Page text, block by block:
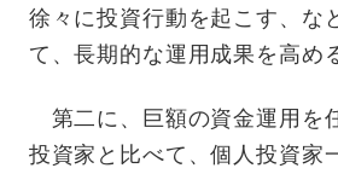
徐々に投資行動を起こす、な
て、長期的な運用成果を高め
第二に、巨額の資金運用を
投資家と比べて、個人投資家